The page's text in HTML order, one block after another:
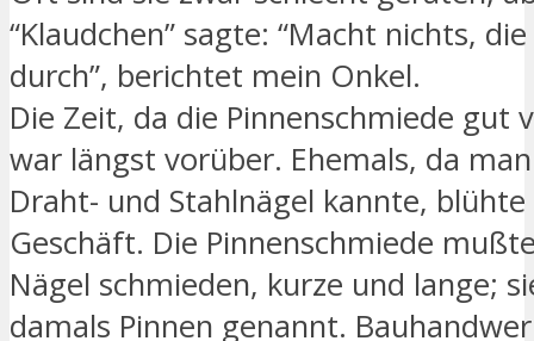
“Klaudchen” sagte: “Macht nichts,
durch”, berichtet mein Onkel.
Die Zeit, da die Pinnenschmiede gut
war längst vorüber. Ehemals, da
Draht- und Stahlnägel kannte, blühte
Geschäft. Die Pinnenschmiede
Nägel schmieden, kurze und lange;
damals Pinnen genannt.